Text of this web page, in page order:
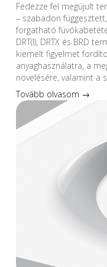
Fedezze fel megújult
– szabadon
forgatható
DRT(I), DRTX és BRD
kiemelt figyelmet
anyaghasználatra, a
növelésére, valamint a
Tovább olvasom →